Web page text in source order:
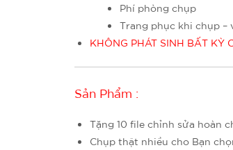
Phí phòng chụp
Trang phục khi chụp –
KHÔNG PHÁT SINH BẤT KỲ
Sản Phẩm :
Tặng 10 file chỉnh sửa hoàn
Chụp thật nhiều cho Bạn